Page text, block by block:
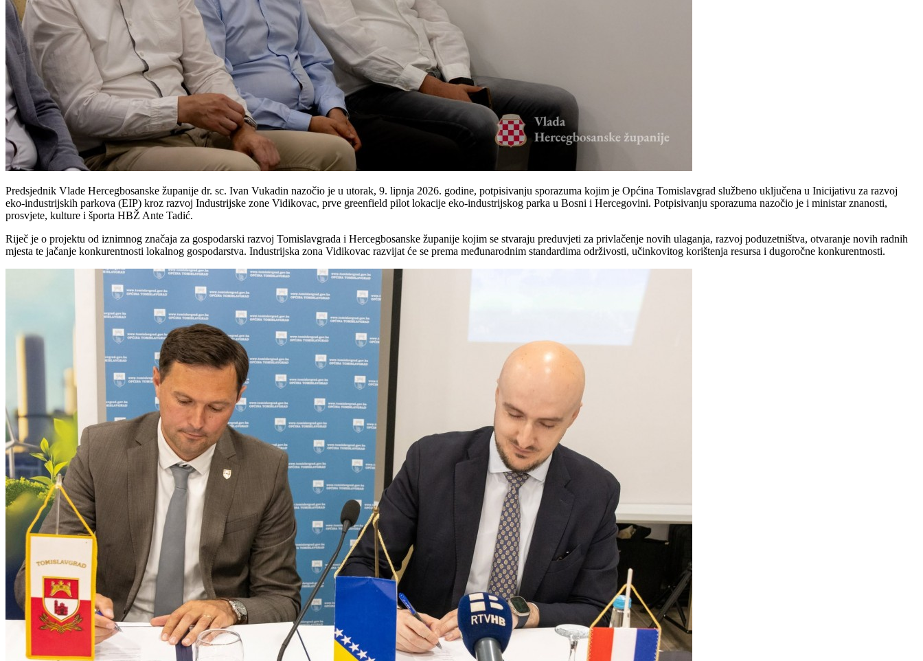
Predsjednik Vlade Hercegbosanske županije dr. sc. Ivan Vukadin nazočio je u utorak, 9. lipnja 2026. godine, potpisivanju sporazuma kojim je Općina Tomislavgrad službeno uključena u Inicijativu za razvoj
eko-industrijskih parkova (EIP) kroz razvoj Industrijske zone Vidikovac, prve greenfield pilot lokacije eko-industrijskog parka u Bosni i Hercegovini. Potpisivanju sporazuma nazočio je i ministar znanosti,
prosvjete, kulture i športa HBŽ Ante Tadić.
Riječ je o projektu od iznimnog značaja za gospodarski razvoj Tomislavgrada i Hercegbosanske županije kojim se stvaraju preduvjeti za privlačenje novih ulaganja, razvoj poduzetništva, otvaranje novih radnih
mjesta te jačanje konkurentnosti lokalnog gospodarstva. Industrijska zona Vidikovac razvijat će se prema međunarodnim standardima održivosti, učinkovitog korištenja resursa i dugoročne konkurentnosti.